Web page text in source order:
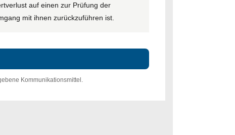
auf einen zur Prüfung der
mit ihnen zurückzuführen ist.
Kommunikationsmittel.